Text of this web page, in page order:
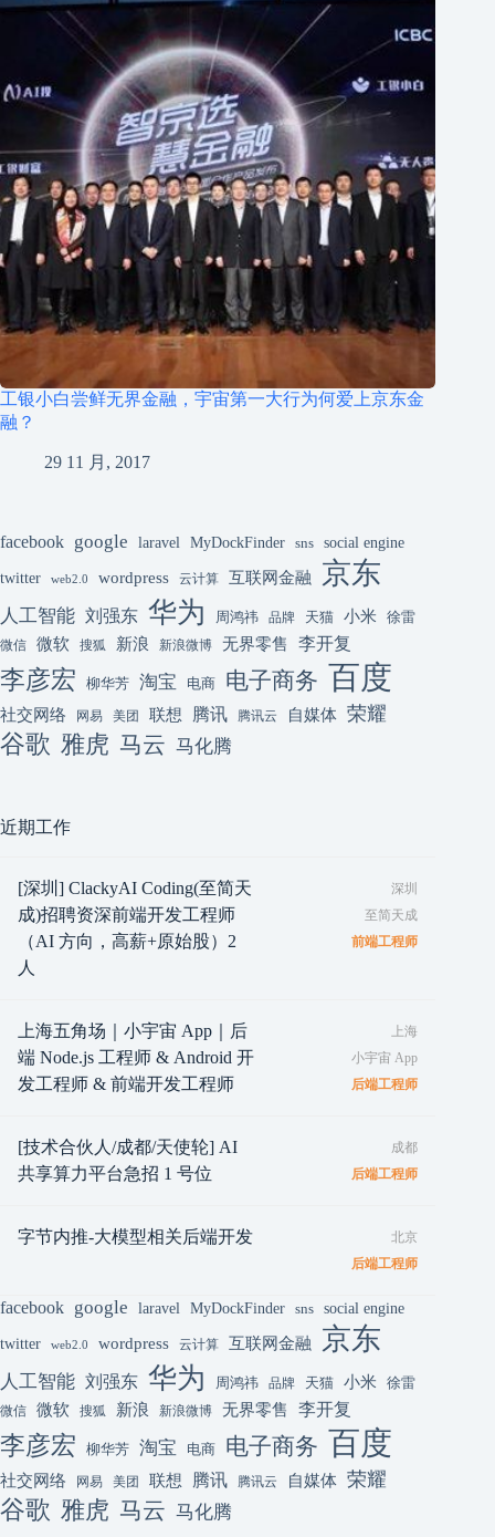
工银小白尝鲜无界金融，宇宙第一大行为何爱上京东金
融？
29 11 月, 2017
facebook google laravel MyDockFinder sns social engine
twitter web2.0 wordpress 云计算 互联网金融 京东
人工智能 刘强东 华为 周鸿祎 品牌 天猫 小米 徐雷
微信 微软 搜狐 新浪 新浪微博 无界零售 李开复
李彦宏 柳华芳 淘宝 电商 电子商务 百度
社交网络 网易 美团 联想 腾讯 腾讯云 自媒体 荣耀
谷歌 雅虎 马云 马化腾
近期工作
[深圳] ClackyAI Coding(至简天
成)招聘资深前端开发工程师
（AI 方向，高薪+原始股）2
人
深圳
至简天成
前端工程师
上海五角场｜小宇宙 App｜后
端 Node.js 工程师 & Android 开
发工程师 & 前端开发工程师
上海
小宇宙 App
后端工程师
[技术合伙人/成都/天使轮] AI
共享算力平台急招 1 号位
成都
后端工程师
字节内推-大模型相关后端开发
北京
后端工程师
facebook google laravel MyDockFinder sns social engine
twitter web2.0 wordpress 云计算 互联网金融 京东
人工智能 刘强东 华为 周鸿祎 品牌 天猫 小米 徐雷
微信 微软 搜狐 新浪 新浪微博 无界零售 李开复
李彦宏 柳华芳 淘宝 电商 电子商务 百度
社交网络 网易 美团 联想 腾讯 腾讯云 自媒体 荣耀
谷歌 雅虎 马云 马化腾